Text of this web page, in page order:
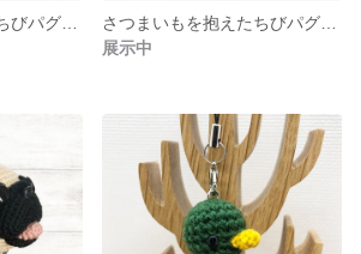
展示中